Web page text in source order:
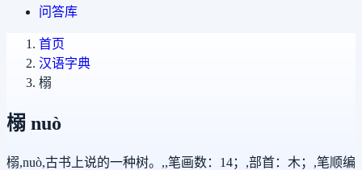
问答库
首页
汉语字典
榒
榒 nuò
榒,nuò,古书上说的一种树。,,笔画数：14；,部首：木；,笔顺编